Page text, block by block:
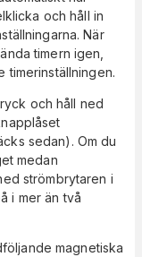
och håll in
När
timern igen,
timerinställningen.
och håll ned
sedan). Om du
medan
strömbrytaren i
i mer än två
magnetiska